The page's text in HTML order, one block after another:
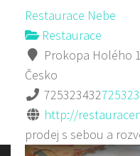
Restaurace Nebe
Restaurace
Prokopa Holého
Česko
725323432
http://
prodej s sebou a